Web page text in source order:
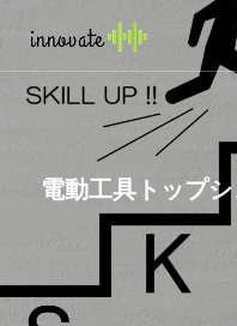
電動工具トップ